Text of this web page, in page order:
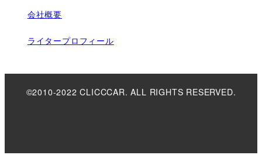
会社概要
ライタープロフィール
©2010-2022 CLICCCAR. ALL RIGHTS RESERVED.